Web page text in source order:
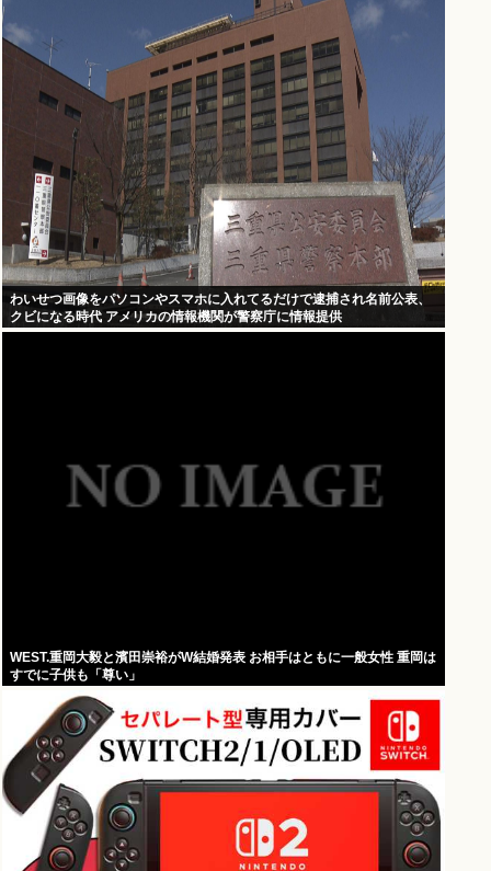
わいせつ画像をパソコンやスマホに入れてるだけで逮捕され名前公表、
クビになる時代 アメリカの情報機関が警察庁に情報提供
WEST.重岡大毅と濱田崇裕がW結婚発表 お相手はともに一般女性 重岡は
すでに子供も「尊い」